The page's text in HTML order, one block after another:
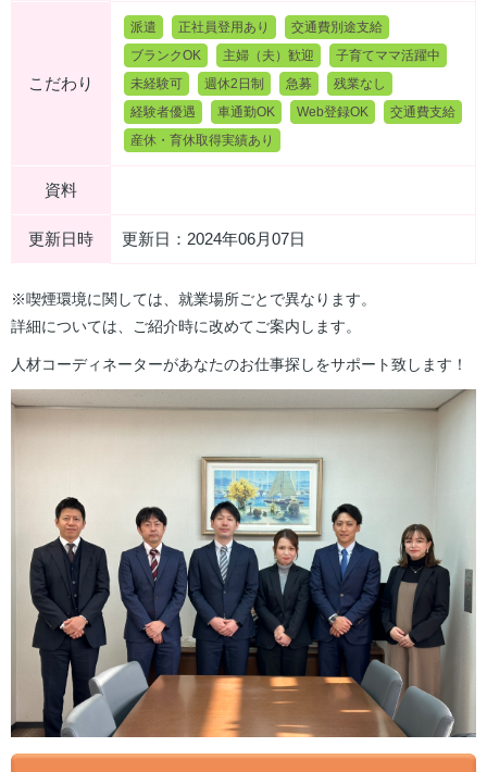
こだわり
派遣 正社員登用あり
交通費別途支給
ブランクOK
主婦（夫）歓迎
子育てママ活躍中
未経験可
週休2日制 急募
残業なし
経験者優遇
車通勤OK Web登録OK
交通費支給
産休・育休取得実績あり
資料
更新日時 更新日：2024年06月07日
※喫煙環境に関しては、就業場所ごとで異なります。
詳細については、ご紹介時に改めてご案内します。
人材コーディネーターがあなたのお仕事探しをサポート致します！